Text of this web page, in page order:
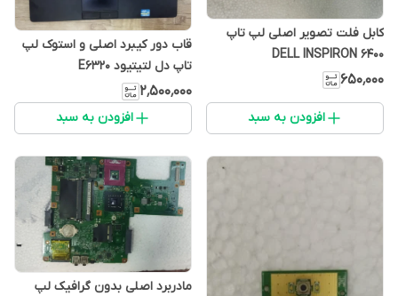
کابل فلت تصویر اصلی لپ تاپ
DELL INSPIRON 6400
۶۵۰٬۰۰۰
افزودن به سبد
قاب دور کیبرد اصلی و استوک لپ
تاپ دل لتیتیود E6320
۲٬۵۰۰٬۰۰۰
افزودن به سبد
مادربرد اصلی بدون گرافیک لپ